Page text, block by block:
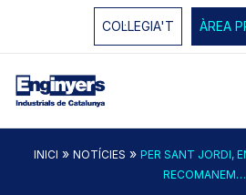
COL·LEGIA'T ÀREA
INICI » NOTÍCIES » PER SANT JORDI,
RECOMANEM…